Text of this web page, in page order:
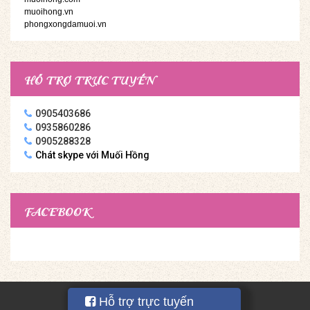
muoihong.vn
phongxongdamuoi.vn
HỖ TRỢ TRỰC TUYẾN
0905403686
0935860286
0905288328
Chát skype với Muối Hồng
FACEBOOK
Bản quyền thuộc về Muối Hồng Group 2016
Hỗ trợ trực tuyến